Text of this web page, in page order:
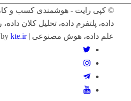
© کپی رایت - هوشمندی کسب و کار،
داده، پلتفرم داده، تحلیل کلان
علم داده، هوش مصنوعی | Power bykte.ir